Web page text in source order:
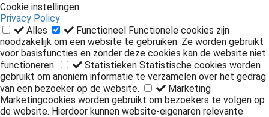
Cookie instellingen
Privacy Policy
Alles
Functioneel Functionele cookies zijn
noodzakelijk om een website te gebruiken. Ze worden gebruikt
voor basisfuncties en zonder deze cookies kan de website niet
functioneren.
Statistieken Statistische cookies worden
gebruikt om anoniem informatie te verzamelen over het gedrag
van een bezoeker op de website.
Marketing
Marketingcookies worden gebruikt om bezoekers te volgen op
de website. Hierdoor kunnen website-eigenaren relevante